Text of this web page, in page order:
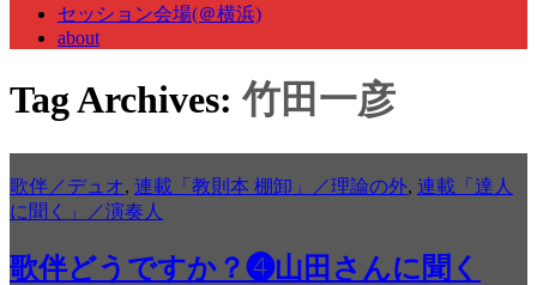
セッション会場(＠横浜)
about
Tag Archives: 竹田一彦
歌伴／デュオ, 連載「教則本 棚卸」／理論の外, 連載「達人
に聞く」／演奏人
歌伴どうですか？❹山田さんに聞く